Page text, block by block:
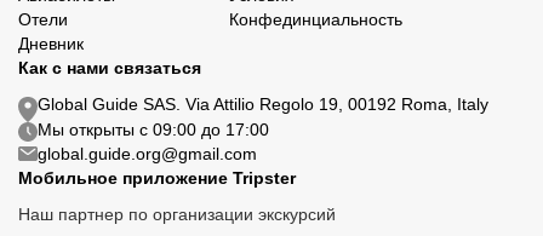
Отели
Дневник
Конфединциальность
Как с нами связаться
Global Guide SAS. Via Attilio Regolo 19, 00192 Roma, Italy
Мы открыты с 09:00 до 17:00
global.guide.org@gmail.com
Мобильное приложение Tripster
Наш партнер по организации экскурсий